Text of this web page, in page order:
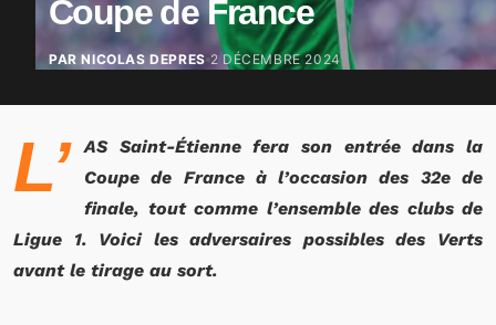
Coupe de France
PAR NICOLAS DEPRES 2 DÉCEMBRE 2024
L’
AS Saint-Étienne fera son entrée dans la
Coupe de France à l’occasion des 32e de
finale, tout comme l’ensemble des clubs de
Ligue 1. Voici les adversaires possibles des Verts
avant le tirage au sort.